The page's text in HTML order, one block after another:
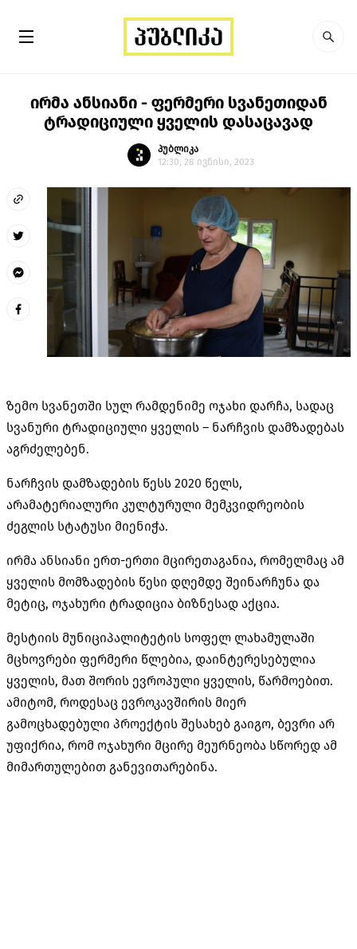
ირმა ანსიანი - ფერმერი სვანეთიდან
ტრადიციული ყველის დასაცავად
პუბლიკა
12:30, 28 ივნისი, 2023
ზემო სვანეთში სულ რამდენიმე ოჯახი დარჩა, სადაც
სვანური ტრადიციული ყველის – ნარჩვის დამზადებას
აგრძელებენ.
ნარჩვის დამზადების წესს 2020 წელს,
არამატერიალური კულტურული მემკვიდრეობის
ძეგლის სტატუსი მიენიჭა.
ირმა ანსიანი ერთ-ერთი მცირეთაგანია, რომელმაც ამ
ყველის მომზადების წესი დღემდე შეინარჩუნა და
მეტიც, ოჯახური ტრადიცია ბიზნესად აქცია.
მესტიის მუნიციპალიტეტის სოფელ ლახამულაში
მცხოვრები ფერმერი წლებია, დაინტერესებულია
ყველის, მათ შორის ევროპული ყველის, წარმოებით.
ამიტომ, როდესაც ევროკავშირის მიერ
გამოცხადებული პროექტის შესახებ გაიგო, ბევრი არ
უფიქრია, რომ ოჯახური მცირე მეურნეობა სწორედ ამ
მიმართულებით განევითარებინა.